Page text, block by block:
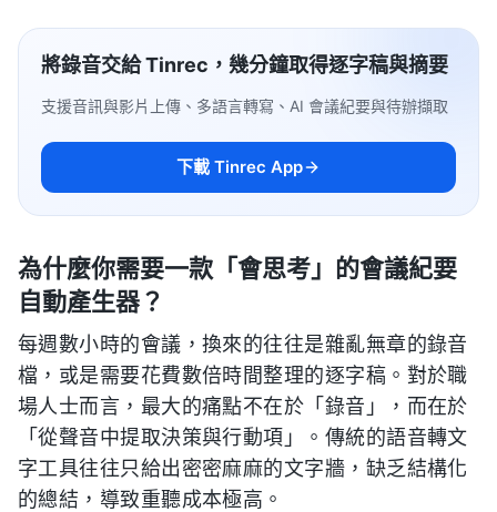
將錄音交給 Tinrec，幾分鐘取得逐字稿與摘要
支援音訊與影片上傳、多語言轉寫、AI 會議紀要與待辦擷取
下載 Tinrec App
為什麼你需要一款「會思考」的會議紀要
自動產生器？
每週數小時的會議，換來的往往是雜亂無章的錄音
檔，或是需要花費數倍時間整理的逐字稿。對於職
場人士而言，最大的痛點不在於「錄音」，而在於
「從聲音中提取決策與行動項」。傳統的語音轉文
字工具往往只給出密密麻麻的文字牆，缺乏結構化
的總結，導致重聽成本極高。